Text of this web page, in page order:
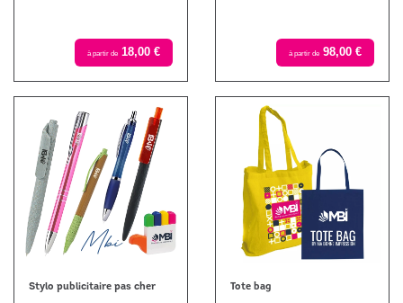
à partir de 18,00 € à partir de 98,00 €
Stylo publicitaire pas cher Tote bag